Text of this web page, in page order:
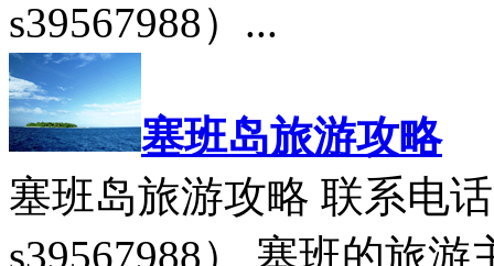
s39567988）...
塞班岛旅游攻略
塞班岛旅游攻略 联系电
s39567988） 塞班的旅